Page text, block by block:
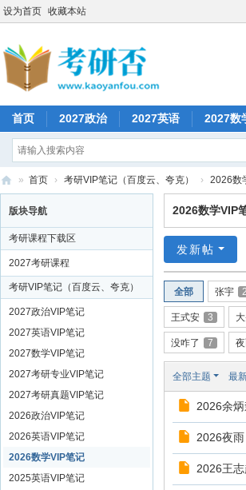
设为首页 收藏本站
首页 2027政治 2027英语 2027数
研
否
» 首页 › 考研VIP笔记（百度云、夸克） › 2026数
版块导航
考研课程下载区
2027考研课程
考研VIP笔记（百度云、夸克）
2027政治VIP笔记
2027英语VIP笔记
2027数学VIP笔记
2027考研专业VIP笔记
2027考研真题VIP笔记
2026政治VIP笔记
2026英语VIP笔记
2026数学VIP笔记
2025英语VIP笔记
2026数学VIP
发新帖
全部 张宇
王式安 3
没咋了 7
全部主题 最
2026余
2026夜雨
2026王志